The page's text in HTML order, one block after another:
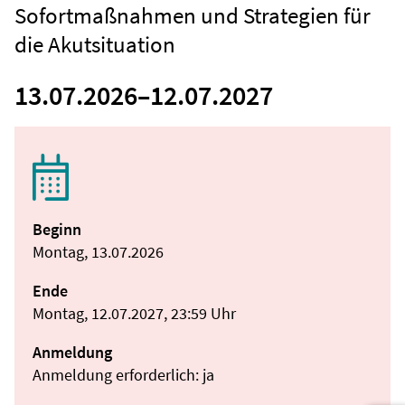
Sofortmaßnahmen und Strategien für
die Akutsituation
13.07.2026–12.07.2027
Beginn
Montag, 13.07.2026
Ende
Montag, 12.07.2027, 23:59 Uhr
Anmeldung
Anmeldung erforderlich: ja